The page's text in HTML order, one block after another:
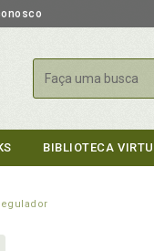
Buscar
BIBLIOTECA